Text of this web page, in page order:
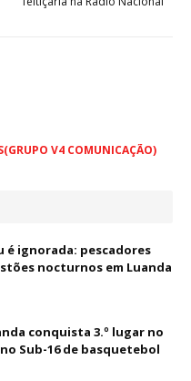
V4 COMUNICAÇÃO)
é ignorada: pescadores
nocturnos em Luanda
conquista 3.º lugar no
Sub-16 de basquetebol